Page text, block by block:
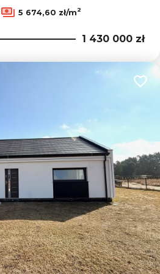
5 674,60 zł/m2
1 430 000 zł